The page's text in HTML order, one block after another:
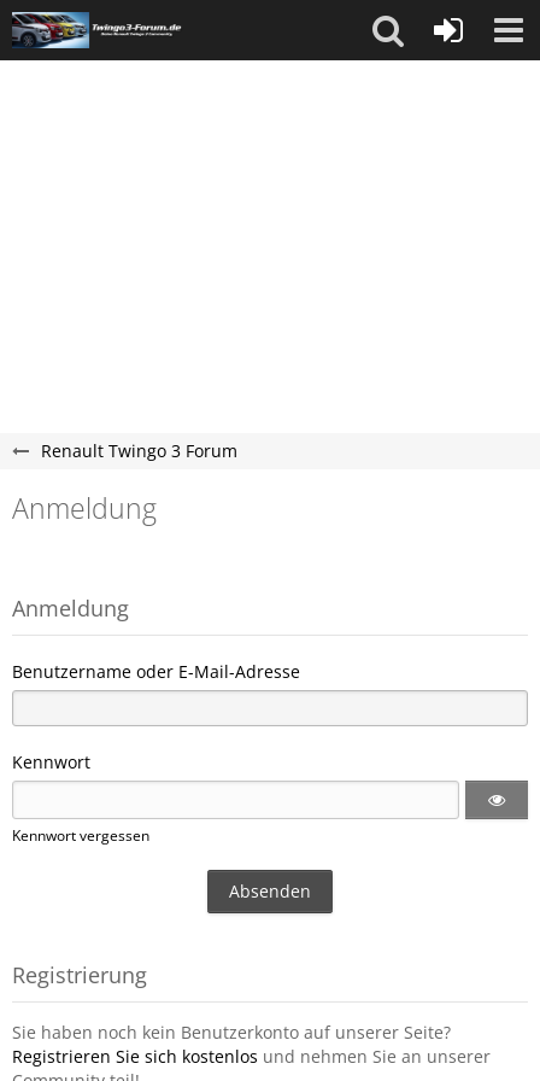
Renault Twingo 3 Forum
Anmeldung
Anmeldung
Benutzername oder E-Mail-Adresse
Kennwort
Kennwort vergessen
Registrierung
Sie haben noch kein Benutzerkonto auf unserer Seite?
Registrieren Sie sich kostenlos und nehmen Sie an unserer